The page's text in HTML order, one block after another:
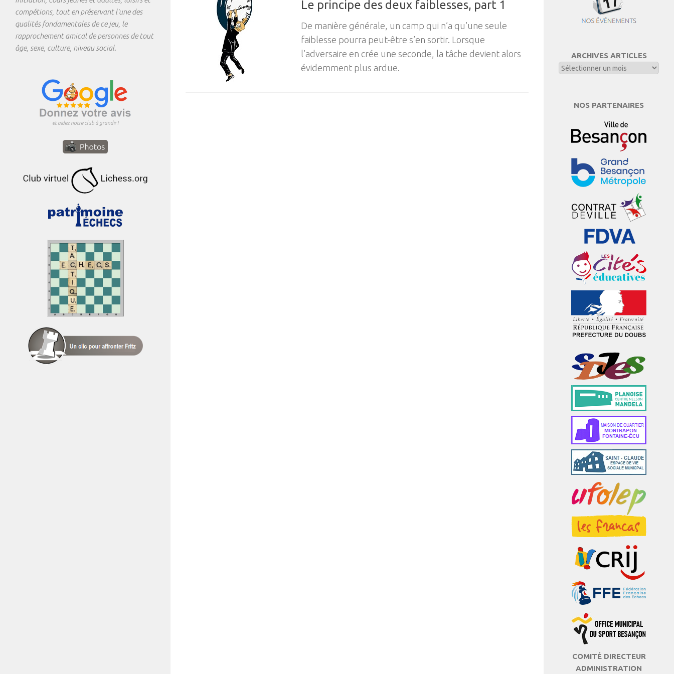
Le principe des deux faiblesses, part 1
De manière générale, un camp qui n’a qu’une seule
faiblesse pourra peut-être s’en sortir. Lorsque
l’adversaire en crée une seconde, la tâche devient alors
évidemment plus ardue.
compétions, tout en préservant l'une des
qualités fondamentales de ce jeu, le
rapprochement amical de personnes de tout
âge, sexe, culture, niveau social.
et aidez notre club à grandir !
ARCHIVES ARTICLES
NOS PARTENAIRES
COMITÉ DIRECTEUR
ADMINISTRATION